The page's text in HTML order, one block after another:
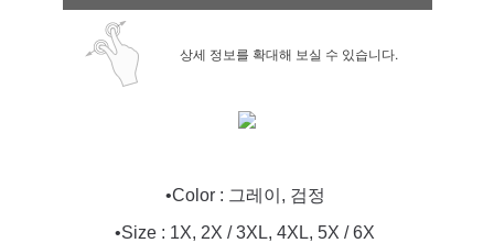
상세 정보를 확대해 보실 수 있습니다.
•Color : 그레이, 검정
•Size : 1X, 2X / 3XL, 4XL, 5X / 6X